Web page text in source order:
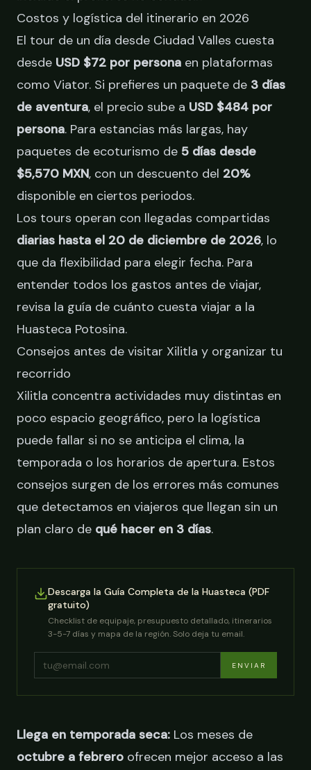
Costos y logística del itinerario en 2026
El tour de un día desde Ciudad Valles cuesta
desde USD $72 por persona en plataformas
como Viator. Si prefieres un paquete de 3 días
de aventura, el precio sube a USD $484 por
persona. Para estancias más largas, hay
paquetes de ecoturismo de 5 días desde
$5,570 MXN, con un descuento del 20%
disponible en ciertos periodos.
Los tours operan con llegadas compartidas
diarias hasta el 20 de diciembre de 2026, lo
que da flexibilidad para elegir fecha. Para
entender todos los gastos antes de viajar,
revisa la guía de cuánto cuesta viajar a la
Huasteca Potosina.
Consejos antes de visitar Xilitla y organizar tu
recorrido
Xilitla concentra actividades muy distintas en
poco espacio geográfico, pero la logística
puede fallar si no se anticipa el clima, la
temporada o los horarios de apertura. Estos
consejos surgen de los errores más comunes
que detectamos en viajeros que llegan sin un
plan claro de qué hacer en 3 días.
Descarga la Guía Completa de la Huasteca (PDF
gratuito)
Checklist de equipaje, presupuesto detallado, itinerarios
3-5-7 días y mapa de la región. Solo deja tu email.
ENVIAR
Llega en temporada seca: Los meses de
octubre a febrero ofrecen mejor acceso a las